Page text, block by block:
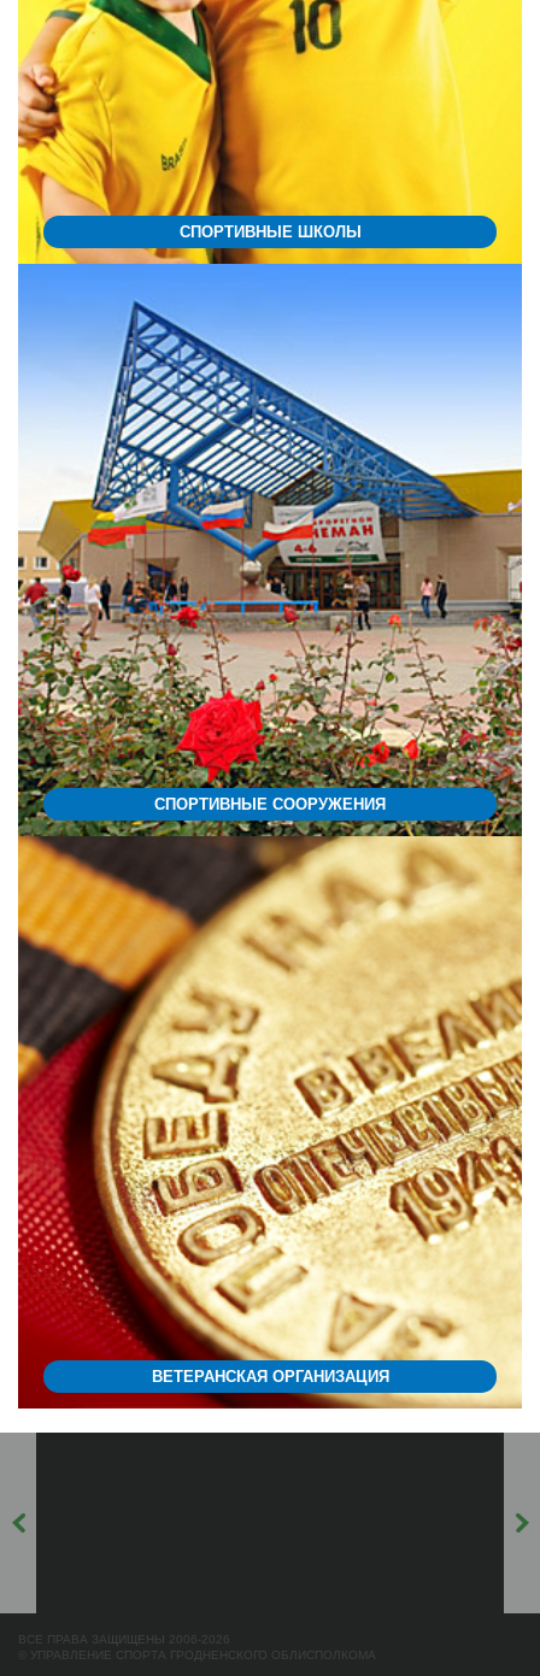
СПОРТИВНЫЕ ШКОЛЫ
СПОРТИВНЫЕ СООРУЖЕНИЯ
ВЕТЕРАНСКАЯ ОРГАНИЗАЦИЯ
ВСЕ ПРАВА ЗАЩИЩЕНЫ 2006-2026
© УПРАВЛЕНИЕ СПОРТА ГРОДНЕНСКОГО ОБЛИСПОЛКОМА